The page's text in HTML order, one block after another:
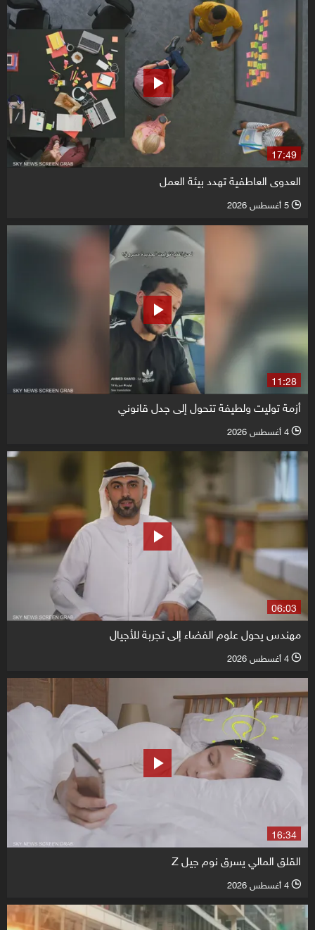
17:49
العدوى العاطفية تهدد بيئة العمل
l 5 أغسطس 2026
11:28
أزمة توليت ولطيفة تتحول إلى جدل قانوني
l 4 أغسطس 2026
06:03
مهندس يحول علوم الفضاء إلى تجربة للأجيال
l 4 أغسطس 2026
16:34
القلق المالي يسرق نوم جيل Z
l 4 أغسطس 2026